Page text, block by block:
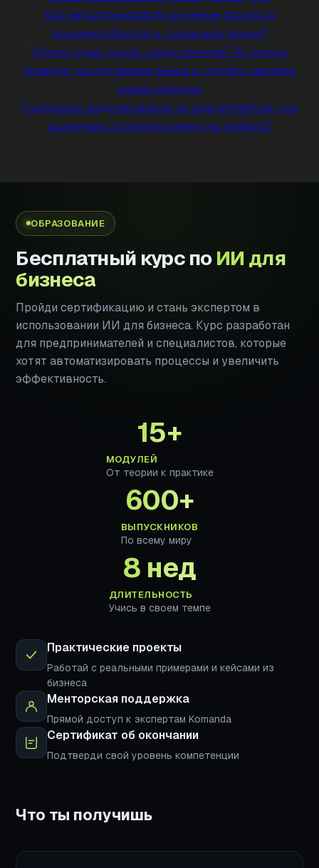
Как автоматизировать рутинные процессы
документооборота и сэкономить время?
Хотите лучше узнать своих клиентов? AI-агенты
проводят исследование рынка и создают аватары
ваших клиентов
Сценарное моделирование на маркетплейсах: как
различные стратегии влияют на прибыль?
ОБРАЗОВАНИЕ
Бесплатный курс поИИ для
бизнеса
Пройди сертификацию и стань экспертом в
использовании ИИ для бизнеса. Курс разработан
для предпринимателей и специалистов, которые
хотят автоматизировать процессы и увеличить
эффективность.
15+
МОДУЛЕЙ
От теории к практике
600+
ВЫПУСКНИКОВ
По всему миру
8 нед
ДЛИТЕЛЬНОСТЬ
Учись в своем темпе
Практические проекты
Работай с реальными примерами и кейсами из
бизнеса
Менторская поддержка
Прямой доступ к экспертам Komanda
Сертификат об окончании
Подтверди свой уровень компетенции
Что ты получишь